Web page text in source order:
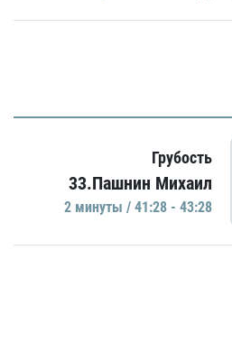
Грубость
33.Пашнин Михаил
2 минуты / 41:28 - 43:28